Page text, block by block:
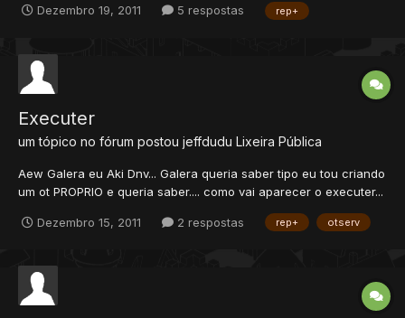
Dezembro 19, 2011
5 respostas rep+
Executer
um tópico no fórum postou jeffdudu Lixeira Pública
Aew Galera eu Aki Dnv... Galera queria saber tipo eu tou criando
um ot PROPRIO e queria saber.... como vai aparecer o executer...
Baiak.Forgotten Server que ah pessoa bota No SqlStudio e
Dezembro 15, 2011 2 respostas rep+ otserv